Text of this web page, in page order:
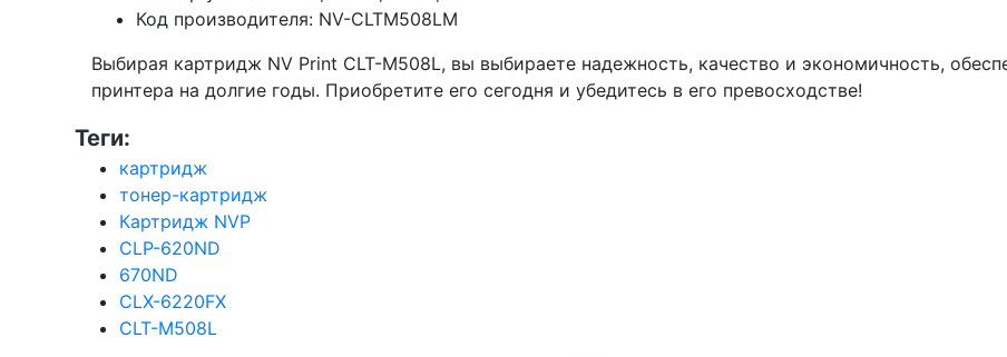
Код производителя: NV-CLTM508LM
Выбирая картридж NV Print CLT-M508L, вы выбираете надежность, качество и экономичность,
принтера на долгие годы. Приобретите его сегодня и убедитесь в его превосходстве!
Теги:
картридж
тонер-картридж
Картридж NVP
CLP-620ND
670ND
CLX-6220FX
CLT-M508L